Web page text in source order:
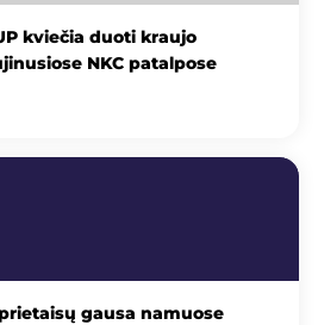
kviečia duoti kraujo
NKC patalpose
gausa namuose